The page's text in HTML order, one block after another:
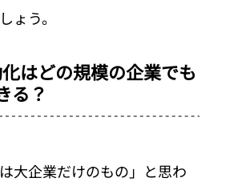
ょう。
はどの規模の企業でも
る？
は大企業だけのもの」と思わ